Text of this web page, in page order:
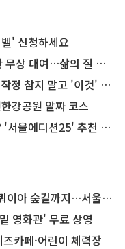
' 신청하세요
대여…삶의 질 높인다
말고 '이것' 해보세요!
강공원 알짜 코스
에디션25' 추천 코스
까지…서울둘레길 15코스
영화관' 무료 상영
카페·어린이 체력장